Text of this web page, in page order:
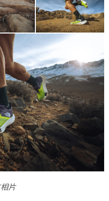
片